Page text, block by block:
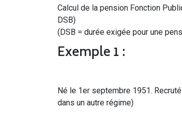
Calcul de la pension Fonction
DSB)
(DSB = durée exigée pour une
Exemple 1 :
Né le 1er septembre 1951.
dans un autre régime)